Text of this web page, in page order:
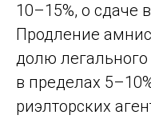
10–15%, о сдаче
Продление
долю
в пределах
риэлторских